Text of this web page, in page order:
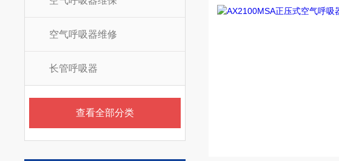
空气呼吸器维修
长管呼吸器
查看全部分类